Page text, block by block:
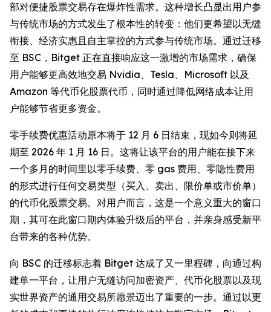
部对便捷股票交易存在爆炸性需求。这种增长凸显出用户参
与传统市场的方式发生了根本性的转变：他们更希望以无缝
衔接、经济实惠且自主掌控的方式参与传统市场。通过迁移
至 BSC，Bitget 正在直接响应这一激增的市场需求，确保
用户能够更高效地交易 Nvidia、Tesla、Microsoft 以及
Amazon 等代币化股票代币，同时通过降低网络成本让用
户能够节省更多资金。
零手续费优惠活动原本将于 12 月 6 日结束，现如今则将延
期至 2026 年 1 月 16 日。这将让该平台的用户能在接下来
一个多月的时间里以零手续费、零 gas 费用、零隐性费用
的形式进行任何交易类型（买入、卖出、限价单或市价单）
的代币化股票交易。对用户而言，这是一个意义重大的窗口
期，其可在此窗口期内体验升级后的平台，并亲身感受新平
台带来的各种优势。
向 BSC 的迁移标志着 Bitget 达成了又一里程碑，向通过构
建单一平台，让用户无缝访问加密资产、代币化股票以及现
实世界资产的通用交易所愿景迈出了重要的一步。通过以更